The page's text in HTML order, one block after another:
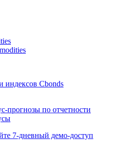
индексов Cbonds
прогнозы по отчетности
7-дневный демо-доступ